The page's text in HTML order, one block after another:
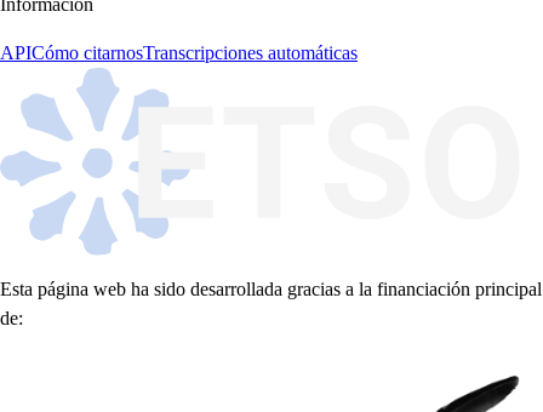
Información
APICómo citarnosTranscripciones automáticas
Esta página web ha sido desarrollada gracias a la financiación principal
de: